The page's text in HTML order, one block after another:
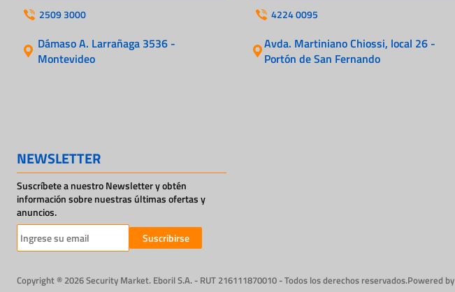
2509 3000
Dámaso A. Larrañaga 3536 -
Montevideo
4224 0095
Avda. Martiniano Chiossi, local 26 -
Portón de San Fernando
NEWSLETTER
Suscríbete a nuestro Newsletter y obtén
información sobre nuestras últimas ofertas y
anuncios.
Suscribirse
Copyright ® 2026 Security Market. Eboril S.A. - RUT 216111870010 - Todos los derechos reservados.Powered by